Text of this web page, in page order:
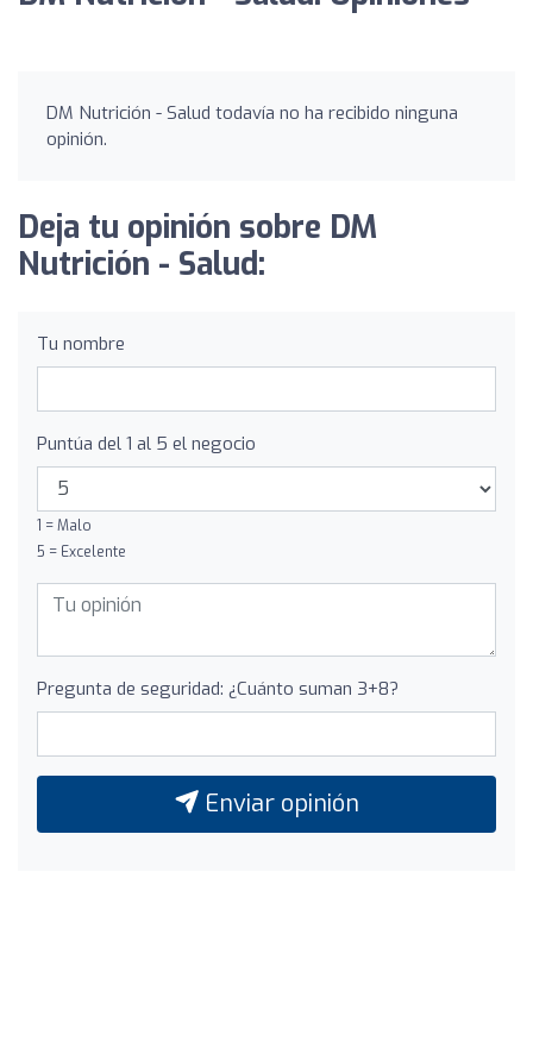
DM Nutrición - Salud todavía no ha recibido ninguna
opinión.
Deja tu opinión sobre DM
Nutrición - Salud:
Tu nombre
Puntúa del 1 al 5 el negocio
1 = Malo
5 = Excelente
Pregunta de seguridad: ¿Cuánto suman 3+8?
Enviar opinión